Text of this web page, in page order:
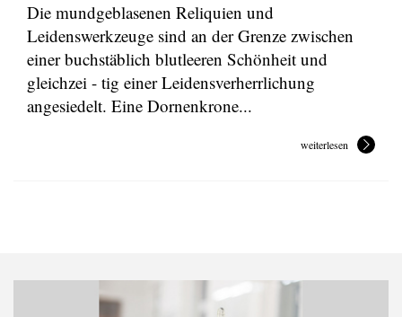
Die mundgeblasenen Reliquien und
Leidenswerkzeuge sind an der Grenze zwischen
einer buchstäblich blutleeren Schönheit und
gleichzei - tig einer Leidensverherrlichung
angesiedelt. Eine Dornenkrone...
weiterlesen